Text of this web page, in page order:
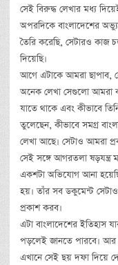
সেই বিরুদ্ধ লেখার মধ্য
অপরদিকে বাংলাদেশের
তৈরি করেছি, সেটারও কাজ
দিয়েছি।
আগে এটাকে আমরা ছাপাব,
অনেক লেখা সেগুলো আমরা
যাতে থাকে এবং কীভাবে
তুলেছেন, কীভাবে সমগ্র
লেখা আছে। সেটাও আমরা
সেই সঙ্গে আগরতলা ষড়যন্ত্র
একশটা অভিযোগ আনা
হয়। তাঁর সব ডকুমেন্ট
প্রকাশ করব।
এটা বাংলাদেশের ইতিহাস
পড়লেই জানতে পারবে। আর
এখানে সেই ছয় দফা দিয়ে